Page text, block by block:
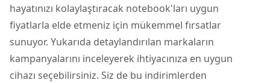
hayatınızı kolaylaştıracak notebook'ları uygun
fiyatlarla elde etmeniz için mükemmel fırsatlar
sunuyor. Yukarıda detaylandırılan markaların
kampanyalarını inceleyerek ihtiyacınıza en uygun
cihazı seçebilirsiniz. Siz de bu indirimlerden